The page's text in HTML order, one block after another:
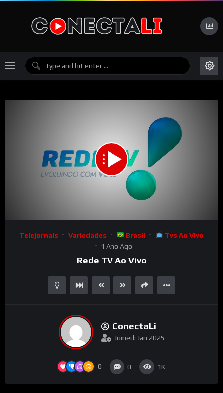
Player
https://tv01.zas.media:1936/redetvparana/redetvparana/chunklist_w117539567.m3u8
Telejornais Variedades Brasil
Tvs Ao Vivo
1 Ano Ago
Rede TV Ao Vivo
ConectaLi
Joined: Jan 2025
0 0 1K